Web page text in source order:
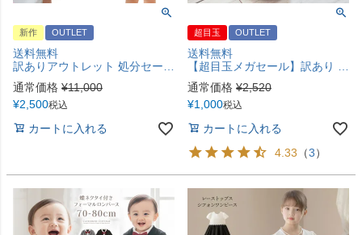
新作 OUTLET
送料無料
訳ありアウトレット 処分セール 白襟令嬢ワンピース【セール】入学式 卒業式 スーツ スカラップレース白襟長袖ワンピース 外せる襟 きちんとワンピース 喪服 お受験 キッズ 女の子 フォーマル キャサリンコテージ TAK [在庫限り]
通常価格 ¥11,000
¥2,500税込
カートに入れる
超目玉 OUTLET
送料無料
【超目玉メガセール】訳あり リボンシューズ [アウトレット] フォーマルにもカジュアルにも◎リボンにときめくシューズ 上履きにも 子供靴 キッズフォーマルシューズ fuku 超目玉 在庫限り TAK
通常価格 ¥2,520
¥1,000税込
カートに入れる
4.33 （3）